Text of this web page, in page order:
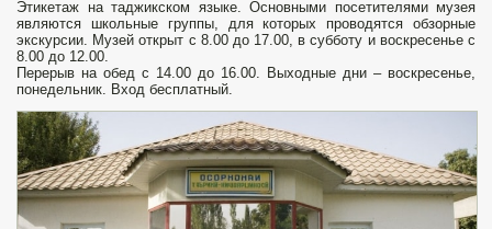
Этикетаж на таджикском языке. Основными посетителями музея
являются школьные группы, для которых проводятся обзорные
экскурсии. Музей открыт с 8.00 до 17.00, в субботу и воскресенье с
8.00 до 12.00.
Перерыв на обед с 14.00 до 16.00. Выходные дни – воскресенье,
понедельник. Вход бесплатный.